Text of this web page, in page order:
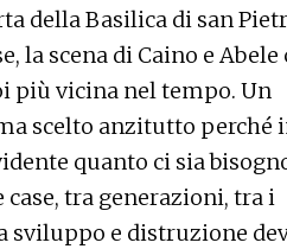
della Basilica di san
la scena di Caino e Abele
più vicina nel tempo. Un
scelto anzitutto perché
quanto ci sia
tra generazioni, tra i
sviluppo e distruzione